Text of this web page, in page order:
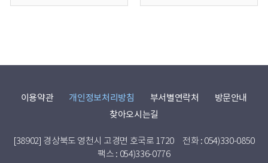
이용약관 개인정보처리방침 부서별연락처
방문안내
찾아오시는길
[38902] 경상북도 영천시 고경면 호국로 1720
전화 : 054)330-0850
팩스 : 054)336-0776